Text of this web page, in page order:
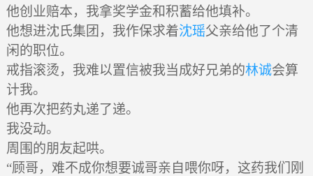
他创业赔本，我拿奖学金和积蓄给他填补。
他想进沈氏集团，我作保求着沈瑶父亲给他了个清
闲的职位。
戒指滚烫，我难以置信被我当成好兄弟的林诚会算
计我。
他再次把药丸递了递。
我没动。
周围的朋友起哄。
“顾哥，难不成你想要诚哥亲自喂你呀，这药我们刚